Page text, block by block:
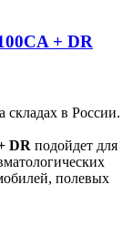
+ DR
складах в России.
DR подойдет для
полевых